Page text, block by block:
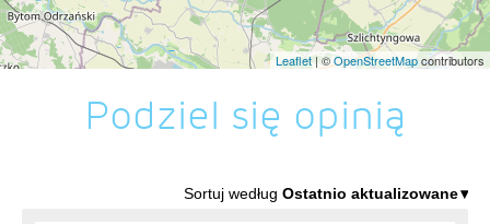
Leaflet | ©OpenStreetMapcontributors
Podziel się opinią